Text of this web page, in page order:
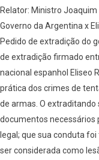
Relator: Ministro Joaquim
Governo da Argentina x
Pedido de extradição do
de extradição firmado
nacional espanhol Eliseo
prática dos crimes de
de armas. O
documentos necessários
legal; que sua conduta
ser considerada como